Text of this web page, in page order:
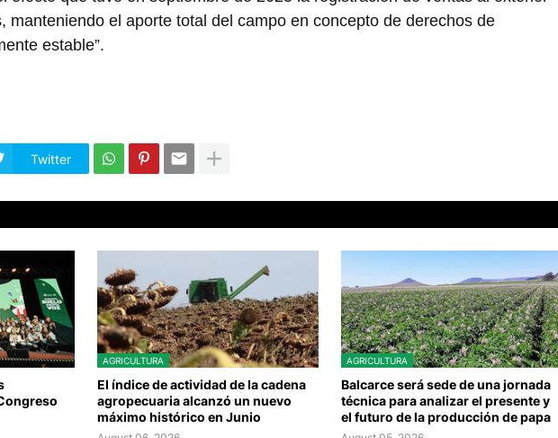
manteniendo el aporte total del campo en concepto de derechos de
estable”.
Twitter
AGRICULTURA
El índice de actividad de la cadena
agropecuaria alcanzó un nuevo
máximo histórico en Junio
AGRICULTURA
Balcarce será sede de una jornada
técnica para analizar el presente y
el futuro de la producción de papa